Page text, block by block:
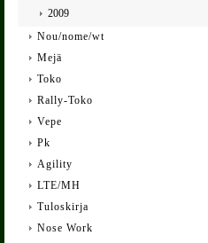
2009
Nou/nome/wt
Mejä
Toko
Rally-Toko
Vepe
Pk
Agility
LTE/MH
Tuloskirja
Nose Work